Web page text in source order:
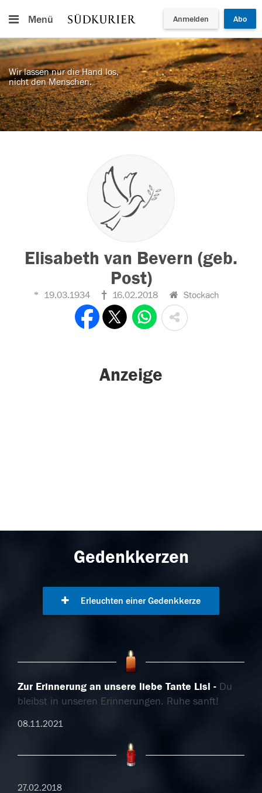
Menü Anmelden Abo
Wir lassen nur die Hand los,
nicht den Menschen.
Elisabeth van Bevern (geb.
Post)
19.03.1934 16.02.2018 Stockach
Anzeige
Gedenkkerzen
Erleuchten einer Gedenkkerze
Zur Erinnerung an unsere liebe Tante Lisl
Du
bleibst in unseren Erinnerungen. Ruhe sanft!
08.11.2021
27.02.2018